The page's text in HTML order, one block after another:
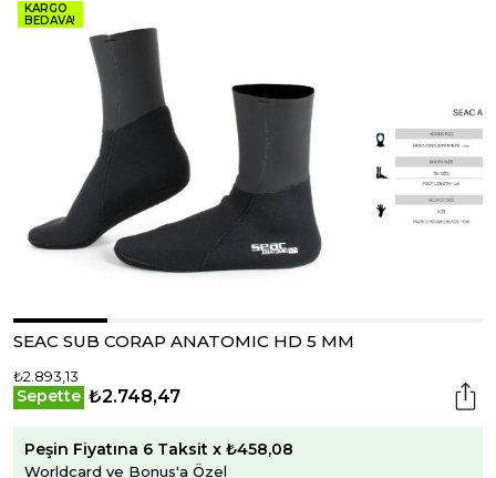
KARGO
BEDAVA!
SEAC SUB CORAP ANATOMIC HD 5 MM
₺2.893,13
Sepette ₺2.748,47
Peşin Fiyatına 6 Taksit x ₺458,08
Worldcard ve Bonus'a Özel